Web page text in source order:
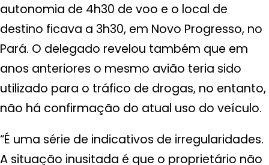
autonomia de 4h30 de voo e o local de
destino ficava a 3h30, em Novo Progresso, no
Pará. O delegado revelou também que em
anos anteriores o mesmo avião teria sido
utilizado para o tráfico de drogas, no entanto,
não há confirmação do atual uso do veículo.
“É uma série de indicativos de irregularidades.
A situação inusitada é que o proprietário não